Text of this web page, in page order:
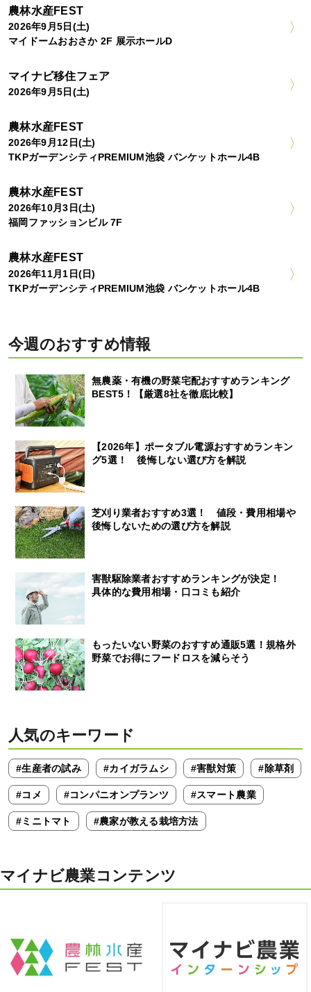
農林水産FEST
2026年9月5日(土)
マイドームおおさか 2F 展示ホールD
マイナビ移住フェア
2026年9月5日(土)
農林水産FEST
2026年9月12日(土)
TKPガーデンシティPREMIUM池袋 バンケットホール4B
農林水産FEST
2026年10月3日(土)
福岡ファッションビル 7F
農林水産FEST
2026年11月1日(日)
TKPガーデンシティPREMIUM池袋 バンケットホール4B
今週のおすすめ情報
無農薬・有機の野菜宅配おすすめランキング
BEST5！【厳選8社を徹底比較】
【2026年】ポータブル電源おすすめランキン
グ5選！ 後悔しない選び方を解説
芝刈り業者おすすめ3選！ 値段・費用相場や
後悔しないための選び方を解説
害獣駆除業者おすすめランキングが決定！
具体的な費用相場・口コミも紹介
もったいない野菜のおすすめ通販5選！規格外
野菜でお得にフードロスを減らそう
人気のキーワード
#生産者の試み #カイガラムシ #害獣対策 #除草剤
#コメ #コンパニオンプランツ #スマート農業
#ミニトマト #農家が教える栽培方法
マイナビ農業コンテンツ